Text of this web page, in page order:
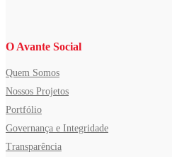
O Avante Social
Quem Somos
Nossos Projetos
Portfólio
Governança e Integridade
Transparência